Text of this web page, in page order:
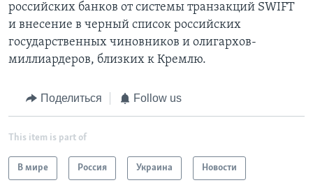
российских банков от системы транзакций SWIFT
и внесение в черный список российских
государственных чиновников и олигархов-
миллиардеров, близких к Кремлю.
Поделиться Follow us
This item is part of
В мире Россия Украина Новости